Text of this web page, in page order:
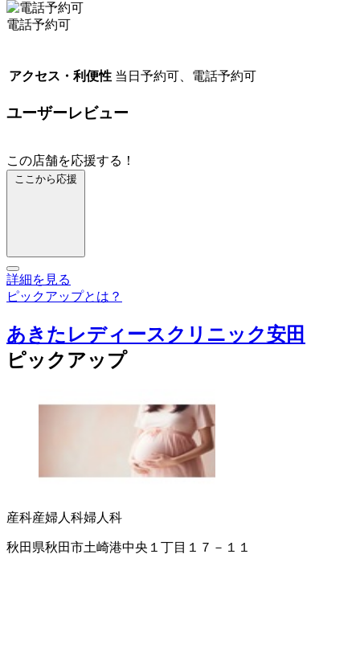
電話予約可
アクセス・利便性 当日予約可、電話予約可
ユーザーレビュー
この店舗を応援する！
ここから応援
詳細を見る
ピックアップとは？
あきたレディースクリニック安田
ピックアップ
産科産婦人科婦人科
秋田県秋田市土崎港中央１丁目１７－１１